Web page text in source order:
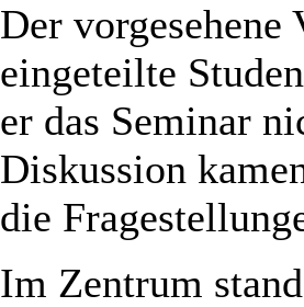
Der
eingeteilte
er das Seminar
Diskussion
die
Im Zentrum